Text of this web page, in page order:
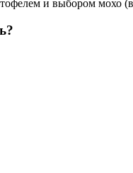
и выбором мохо